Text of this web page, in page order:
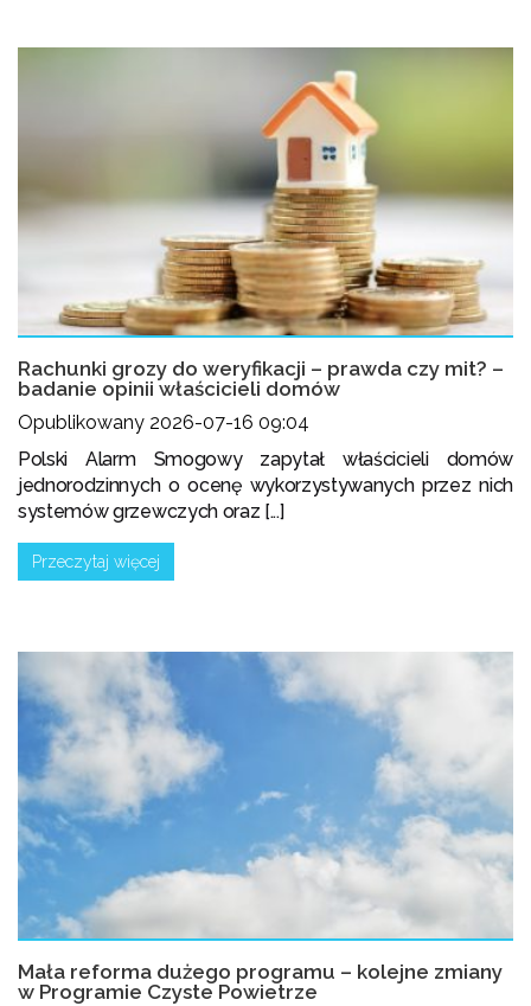
Rachunki grozy do weryfikacji – prawda czy mit? –
badanie opinii właścicieli domów
Opublikowany 2026-07-16 09:04
Polski Alarm Smogowy zapytał właścicieli domów
jednorodzinnych o ocenę wykorzystywanych przez nich
systemów grzewczych oraz [...]
Przeczytaj więcej
Mała reforma dużego programu – kolejne zmiany
w Programie Czyste Powietrze